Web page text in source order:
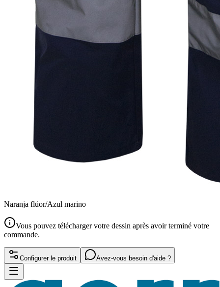
Naranja flúor/Azul marino
Vous pouvez télécharger votre dessin après avoir terminé votre
commande.
Configurer le produit Avez-vous besoin d'aide ?